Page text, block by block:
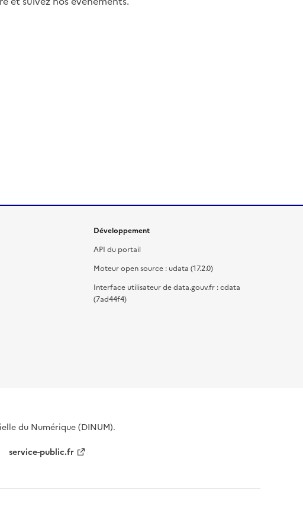
Développement
API du portail
Moteur open source : udata (17.2.0)
Interface utilisateur de data.gouv.fr : cdata
(7ad44f4)
du Numérique (DINUM).
service-public.fr